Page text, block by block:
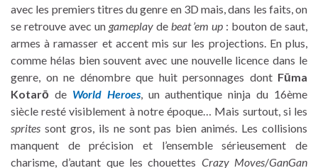
avec les premiers titres du genre en 3D mais, dans les faits, on
se retrouve avec un gameplayde beat ’em up : bouton de saut,
armes à ramasser et accent mis sur les projections. En plus,
comme hélas bien souvent avec une nouvelle licence dans le
genre, on ne dénombre que huit personnages dont Fūma
Kotarō de World Heroes, un authentique ninja du 16ème
siècle resté visiblement à notre époque… Mais surtout, si les
sprites sont gros, ils ne sont pas bien animés. Les collisions
manquent de précision et l’ensemble sérieusement de
charisme, d’autant que les chouettes Crazy Moves/GanGan